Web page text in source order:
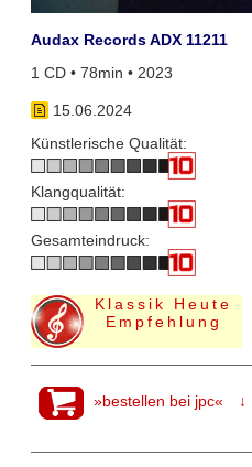
Audax Records ADX 11211
1 CD • 78min • 2023
15.06.2024
Künstlerische Qualität:
Klangqualität:
Gesamteindruck:
Klassik Heute
Empfehlung
»bestellen bei jpc«